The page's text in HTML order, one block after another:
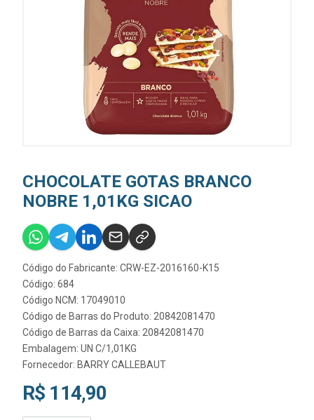
CHOCOLATE GOTAS BRANCO
NOBRE 1,01KG SICAO
Código do Fabricante: CRW-EZ-2016160-K15
Código: 684
Código NCM: 17049010
Código de Barras do Produto: 20842081470
Código de Barras da Caixa: 20842081470
Embalagem: UN C/1,01KG
Fornecedor: BARRY CALLEBAUT
R$ 114,90